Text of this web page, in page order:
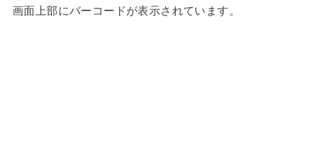
画面上部にバーコードが表示されています。